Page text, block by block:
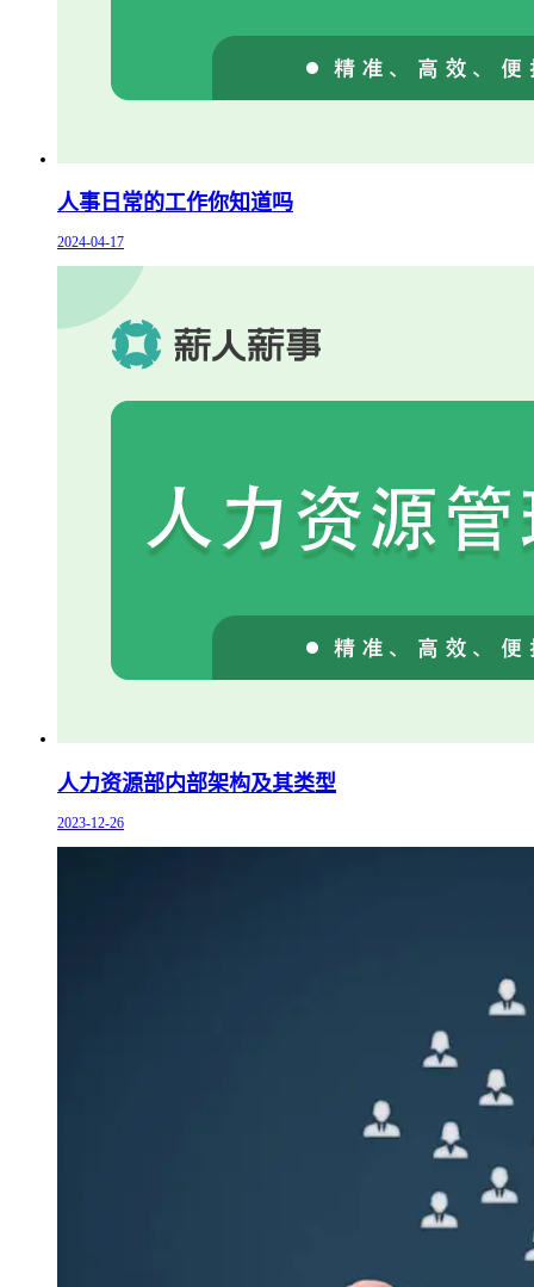
人事日常的工作你知道吗
2024-04-17
人力资源部内部架构及其类型
2023-12-26